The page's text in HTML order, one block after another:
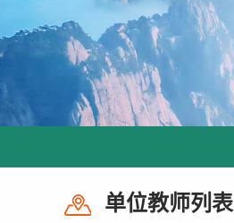
单位教师列表